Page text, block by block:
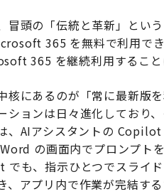
冒頭の「伝統と革新」とい
365 を無料で利用で
365 を継続利用すること
核にあるのが「常に最新版
ションは日々進化しており
、AIアシスタントの
の画面内でプロンプトを
も、指示ひとつでスライ
、アプリ内で作業が完結す